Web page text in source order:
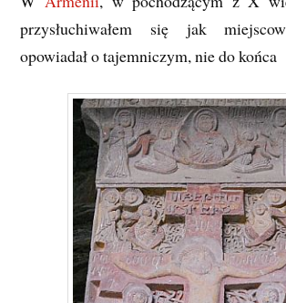
przysłuchiwałem się jak
opowiadał o tajemniczym, nie do końca